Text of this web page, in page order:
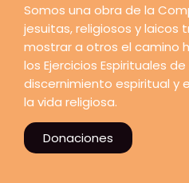
Somos una obra de la
jesuitas, religiosos y laicos
mostrar a otros el camino
los Ejercicios Espirituales
discernimiento espiritual y
la vida religiosa.
Donaciones